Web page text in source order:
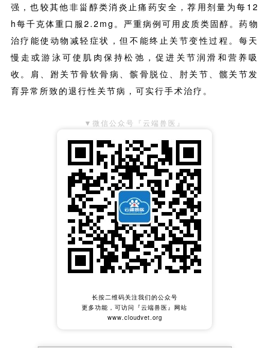
强，也较其他非甾醇类消炎止痛药安全，荐用剂量为每12
h每千克体重口服2.2mg。严重病例可用皮质类固醇。药物
治疗能使动物减轻症状，但不能终止关节变性过程。每天
慢走或游泳可使肌肉保持松弛，促进关节润滑和营养吸
收。肩、跗关节骨软骨病、髌骨脱位、肘关节、髋关节发
育异常所致的退行性关节病，可实行手术治疗。
▼微信公众号『云端兽医』
长按二维码关注我们的公众号
更多功能，可访问『云端兽医』网站
www.cloudvet.org